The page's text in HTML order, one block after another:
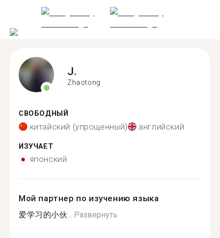
J.
Zhaotong
СВОБОДНЫЙ
китайский (упрощенный) английский
ИЗУЧАЕТ
японский
Мой партнер по изучению языка
爱学习的小伙...Развернуть